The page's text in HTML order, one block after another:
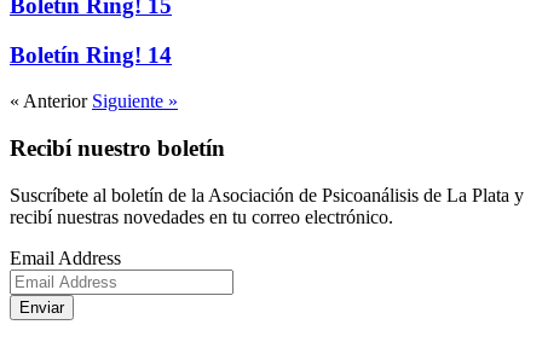
Boletín Ring! 15
Boletín Ring! 14
« Anterior Siguiente »
Recibí nuestro boletín
Suscríbete al boletín de la Asociación de Psicoanálisis de La Plata y
recibí nuestras novedades en tu correo electrónico.
Email Address
Enviar